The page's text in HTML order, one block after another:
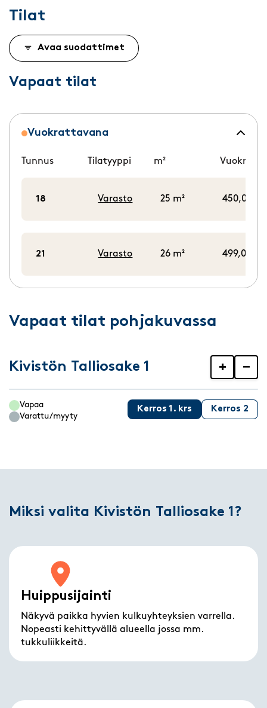
Tilat
Avaa suodattimet
Vapaat tilat
Vuokrattavana
Tunnus Tilatyyppi m² Vuokra/
18 Varasto 25 m² 450,00 €/
21 Varasto 26 m² 499,00 €/
Vapaat tilat pohjakuvassa
Kivistön Talliosake 1 + −
Vapaa
Varattu/myyty
Kerros 1. krs Kerros 2
Miksi valita Kivistön Talliosake 1?
Huippusijainti
Näkyvä paikka hyvien kulkuyhteyksien varrella.
Nopeasti kehittyvällä alueella jossa mm.
tukkuliikkeitä.